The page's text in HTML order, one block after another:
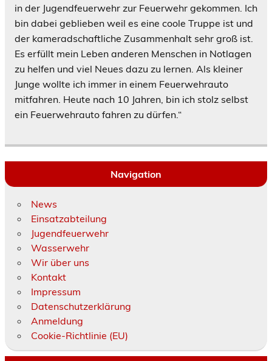
in der Jugendfeuerwehr zur Feuerwehr gekommen. Ich
bin dabei geblieben weil es eine coole Truppe ist und
der kameradschaftliche Zusammenhalt sehr groß ist.
Es erfüllt mein Leben anderen Menschen in Notlagen
zu helfen und viel Neues dazu zu lernen. Als kleiner
Junge wollte ich immer in einem Feuerwehrauto
mitfahren. Heute nach 10 Jahren, bin ich stolz selbst
ein Feuerwehrauto fahren zu dürfen.“
Navigation
News
Einsatzabteilung
Jugendfeuerwehr
Wasserwehr
Wir über uns
Kontakt
Impressum
Datenschutzerklärung
Anmeldung
Cookie-Richtlinie (EU)